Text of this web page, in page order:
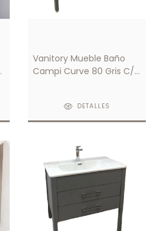
Vanitory Mueble Baño
Campi Curve 80 Gris C/
DETALLES